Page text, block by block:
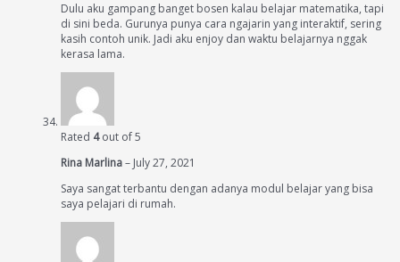
Dulu aku gampang banget bosen kalau belajar matematika, tapi
di sini beda. Gurunya punya cara ngajarin yang interaktif, sering
kasih contoh unik. Jadi aku enjoy dan waktu belajarnya nggak
kerasa lama.
Rated 4out of 5
Rina Marlina– July 27, 2021
Saya sangat terbantu dengan adanya modul belajar yang bisa
saya pelajari di rumah.